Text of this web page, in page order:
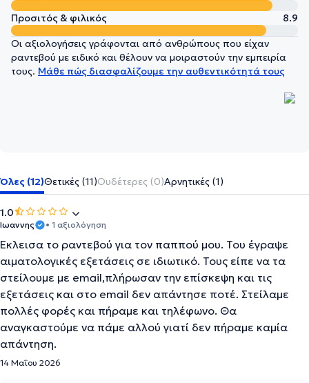
Προσιτός & φιλικός
8.9
Οι αξιολογήσεις γράφονται από ανθρώπους που είχαν
ραντεβού με ειδικό και θέλουν να μοιραστούν την εμπειρία
τους. Μάθε πώς διασφαλίζουμε την αυθεντικότητά τους
Όλες (12)Θετικές (11)Ουδέτερες (0)Αρνητικές (1)
1.0
Ιωαννης • 1 αξιολόγηση
Έκλεισα το ραντεβού για τον παππού μου. Του έγραψε
αιματολογικές εξετάσεις σε ιδιωτικό. Τους είπε να τα
στείλουμε με email,πλήρωσαν την επίσκεψη και τις
εξετάσεις και στο email δεν απάντησε ποτέ. Στείλαμε
πολλές φορές και πήραμε και τηλέφωνο. Θα
αναγκαστούμε να πάμε αλλού γιατί δεν πήραμε καμία
απάντηση.
14 Μαΐου 2026